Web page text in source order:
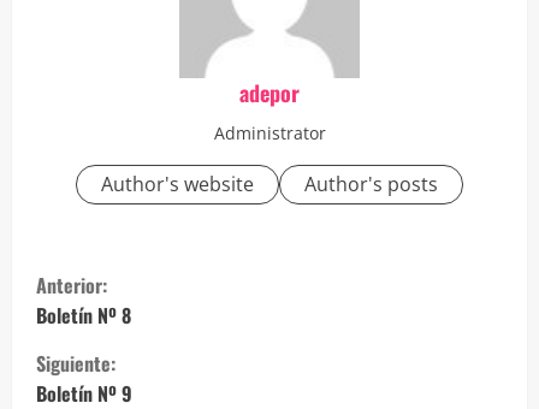
adepor
Administrator
Author's website Author's posts
S
i
g
Anterior:
Boletín Nº 8
Siguiente:
Boletín Nº 9